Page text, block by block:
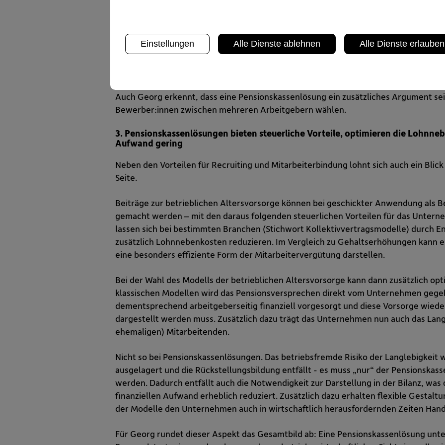
signalisiert Verantwortungsbewusstsein, Weitblick und Zukunftsorientierung.
damit als attraktive Arbeitgeber und heben sich im Wettbewerb um qualifizierte
Konkurrenz ab. Gleichzeitig stärkt sie das Employer Branding und unterstreicht das
Auch Georg erkennt, dass eine Pensionskassenlösung ein zusätzliches Argument
Bewerber:innen zwischen mehreren Arbeitgebern wählen.
3. Pensionskassenlösungen bieten steuerliche Vorteile, optimieren die
Aufwand gering
Neben den Vorteilen für Recruiting und Mitarbeiterbindung lohnt sich auch ein
Seite.
Beiträge zur betrieblichen Altersvorsorge können bei geschickter Anwendung als
gemacht werden – mit den daraus folgenden steuerlichen Vorteilen für das
lassen sich bei bestimmten Branchen (Stichwort Kollektivvertragsmodelle) durch
zusätzlich Lohnnebenkosten reduzieren. Im Vergleich zu Gehaltserhöhungen kann
eine besonders effiziente Form der Mitarbeitervergütung darstellen.
Bei der Wahl des Modells der betrieblichen Altersvorsorge kann dann zusätzlich
klassischen Modellen wird das Pensionsversprechen direkt vom Unternehmen
dementsprechend arbeitgeberseitig finanziell vorgesorgt und diese Vorsorge
dargestellt werden muss. Zusätzlich dazu trägt das Unternehmen nun auch das
ehemaligen) Mitarbeitenden.
Nicht so bei Pensionskassenlösungen. Das betriebsfremde Risiko der Langlebigkeit
ausgelagert und die Rückstellungsbildung entfällt - es muss „nur“ der
werden. Dadurch entfällt auch die Notwendigkeit zur Darstellung in der Bilanz,
finanziellen Aufwand erheblich reduziert. Zusätzlich dazu erhalten flexible
der Modelle den Unternehmen auch in wirtschaftlich herausfordernden Zeiten
Für Georg rundet dieser Aspekt das Gesamtbild ab: Eine Pensionskassenlösung
Einstellungen Alle Dienste ablehnen Alle Dienste erlauben